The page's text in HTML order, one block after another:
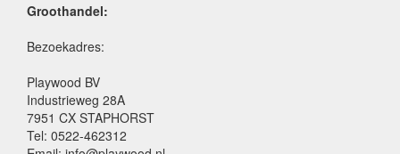
Groothandel:
Bezoekadres:
Playwood BV
Industrieweg 28A
7951 CX STAPHORST
Tel: 0522-462312